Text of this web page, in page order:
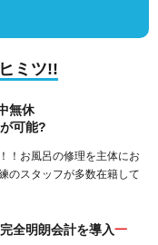
ミツ!!
無休
可能?
！お風呂の修理を主体にお
のスタッフが多数在籍して
全明朗会計を導入一